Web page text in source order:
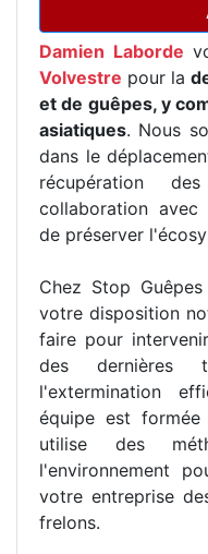
Damien Laborde
Volvestre pour la
et de guêpes, y
asiatiques. Nous
dans le
récupération
collaboration
de préserver
Chez Stop
votre disposition
faire pour intervenir
des dernières
l'extermination
équipe est
utilise des
l'environnement
votre entreprise
frelons.